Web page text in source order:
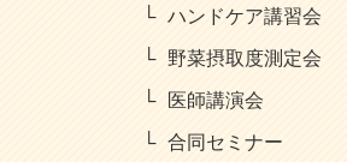
ハンドケア講習会
野菜摂取度測定会
医師講演会
合同セミナー